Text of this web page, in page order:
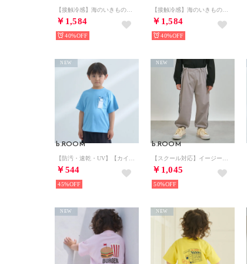
￥1,584
40%
￥1,584
40%
b.ROOM
￥544
NEW
45%
b.ROOM
￥1,045
NEW
50%
NEW NEW